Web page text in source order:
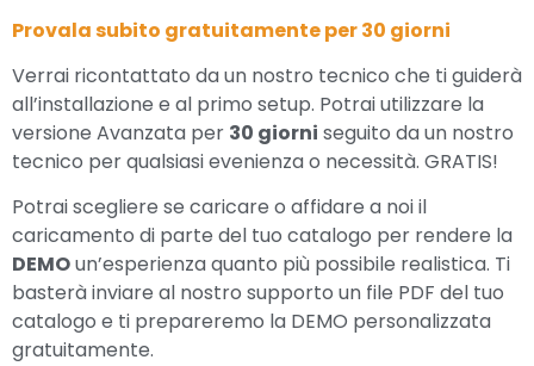
Provala subito gratuitamente per 30 giorni
Verrai ricontattato da un nostro tecnico che ti guiderà
all’installazione e al primo setup. Potrai utilizzare la
versione Avanzata per 30 giorni seguito da un nostro
tecnico per qualsiasi evenienza o necessità. GRATIS!
Potrai scegliere se caricare o affidare a noi il
caricamento di parte del tuo catalogo per rendere la
DEMOun’esperienza quanto più possibile realistica. Ti
basterà inviare al nostro supporto un file PDF del tuo
catalogo e ti prepareremo la DEMO personalizzata
gratuitamente.